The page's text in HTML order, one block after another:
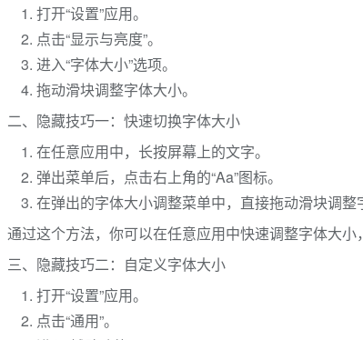
打开“设置”应用。
点击“显示与亮度”。
进入“字体大小”选项。
拖动滑块调整字体大小。
二、隐藏技巧一：快速切换字体大小
在任意应用中，长按屏幕上的文字。
弹出菜单后，点击右上角的“Aa”图标。
在弹出的字体大小调整菜单中，直接拖动滑块调整
通过这个方法，你可以在任意应用中快速调整字体大小
三、隐藏技巧二：自定义字体大小
打开“设置”应用。
点击“通用”。